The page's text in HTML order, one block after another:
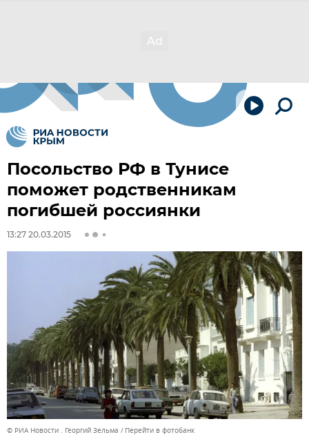
Посольство РФ в Тунисе
поможет родственникам
погибшей россиянки
13:27 20.03.2015
© РИА Новости . Георгий Зельма Перейти в фотобанк